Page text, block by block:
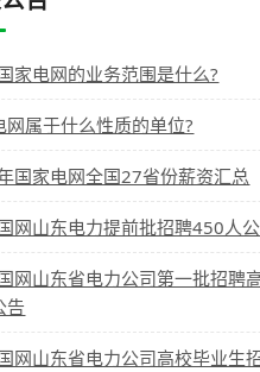
家电网的业务范围是什么?
网属于什么性质的单位?
国家电网全国27省份薪资汇总
网山东电力提前批招聘450人
网山东省电力公司第一批招聘
告
网山东省电力公司高校毕业生